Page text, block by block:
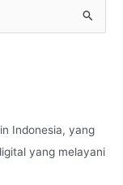
Indonesia, yang
yang melayani